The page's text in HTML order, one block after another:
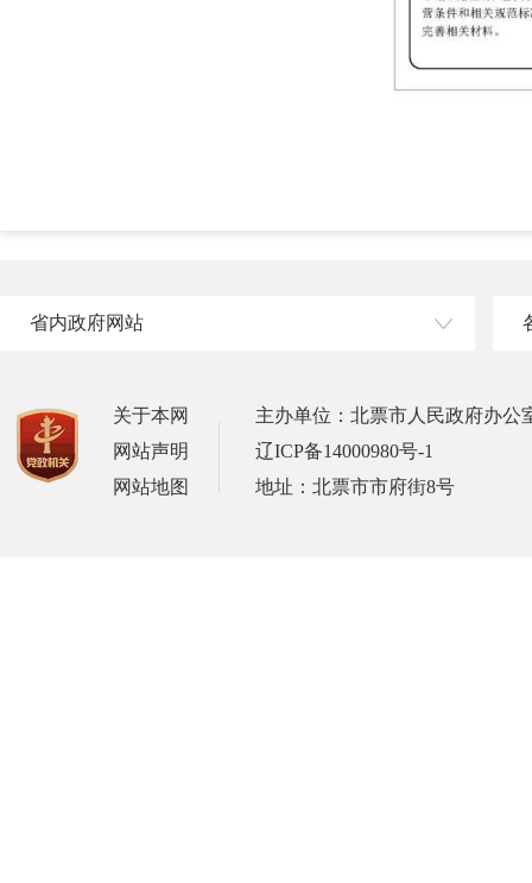
省内政府网站
关于本网
网站声明
网站地图
主办单位：北票市人民政府办公
辽ICP备14000980号-1
地址：北票市市府街8号